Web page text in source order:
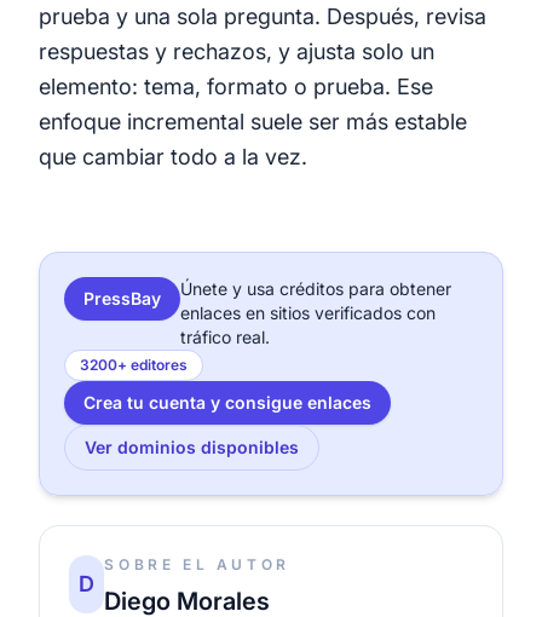
prueba y una sola pregunta. Después, revisa
respuestas y rechazos, y ajusta solo un
elemento: tema, formato o prueba. Ese
enfoque incremental suele ser más estable
que cambiar todo a la vez.
PressBay
Únete y usa créditos para obtener
enlaces en sitios verificados con
tráfico real.
3200+ editores
Crea tu cuenta y consigue enlaces
Ver dominios disponibles
D
SOBRE EL AUTOR
Diego Morales